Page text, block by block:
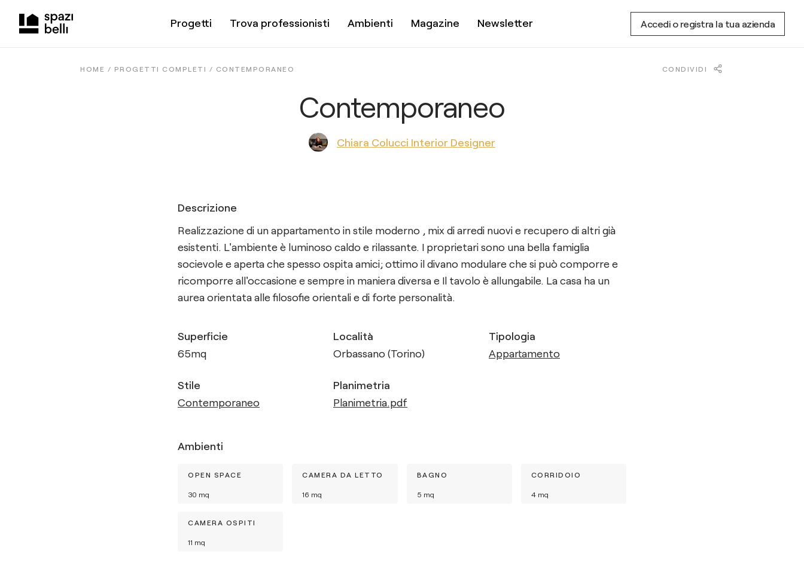
Progetti Trova professionisti Ambienti Magazine Newsletter Accedi o registra la tua azienda
HOME / PROGETTI COMPLETI / CONTEMPORANEO CONDIVIDI
Contemporaneo
Chiara Colucci Interior Designer
Descrizione
Realizzazione di un appartamento in stile moderno , mix di arredi nuovi e recupero di altri già
esistenti. L'ambiente è luminoso caldo e rilassante. I proprietari sono una bella famiglia
socievole e aperta che spesso ospita amici; ottimo il divano modulare che si può comporre e
ricomporre all'occasione e sempre in maniera diversa e Il tavolo è allungabile. La casa ha un
aurea orientata alle filosofie orientali e di forte personalità.
Superficie
65mq
Località
Orbassano (Torino)
Tipologia
Appartamento
Stile
Contemporaneo
Planimetria
Planimetria.pdf
Ambienti
OPEN SPACE
30 mq
CAMERA DA LETTO
16 mq
BAGNO
5 mq
CORRIDOIO
4mq
CAMERA OSPITI
11 mq